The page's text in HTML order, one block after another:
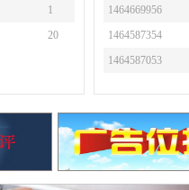
1
20
1464669956
1464587354
1464587053